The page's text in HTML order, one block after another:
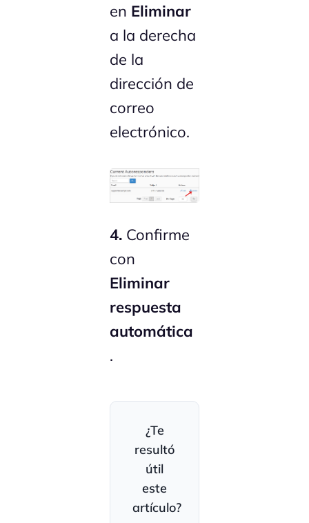
en Eliminar
a la derecha
de la
dirección de
correo
electrónico.
4. Confirme
con
Eliminar
respuesta
automática
.
¿Te
resultó
útil
este
artículo?